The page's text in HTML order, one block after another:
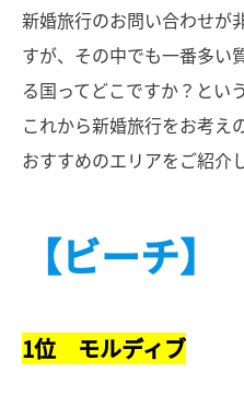
新婚旅行のお問い合わせが
すが、その中でも一番多い
る国ってどこですか？とい
これから新婚旅行をお考え
おすすめのエリアをご紹介
【ビーチ】
1位 モルディブ